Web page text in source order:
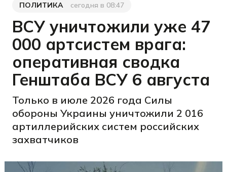
Категория
ПОЛИТИКА
Дата публикациисегодня в 08:47
ВСУ уничтожили уже 47
000 артсистем врага:
оперативная сводка
Генштаба ВСУ 6 августа
Только в июле 2026 года Силы
обороны Украины уничтожили 2 016
артиллерийских систем российских
захватчиков